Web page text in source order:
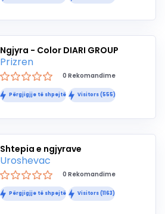
Ngjyra - Color DIARI GROUP
Prizren
0 Rekomandime
Përgjigjje të shpejtë Visitors (555)
Shtepia e ngjyrave
Uroshevac
0 Rekomandime
Përgjigjje të shpejtë Visitors (1163)